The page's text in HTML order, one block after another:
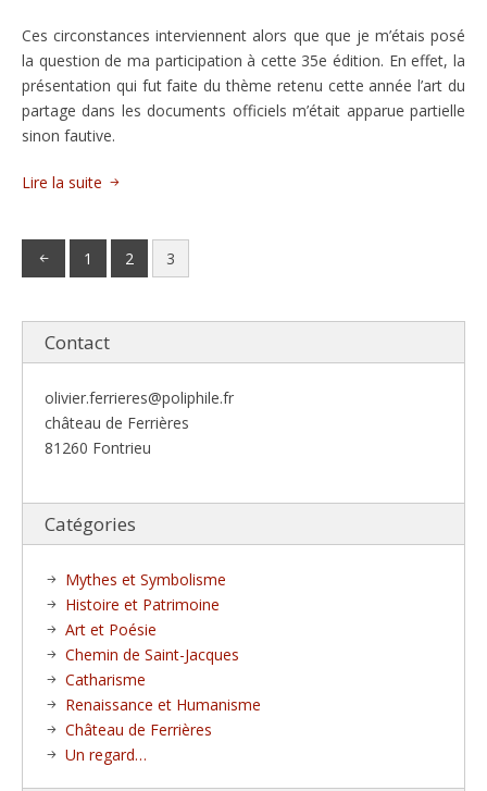
Ces circonstances interviennent alors que que je m’étais posé
la question de ma participation à cette 35e édition. En effet, la
présentation qui fut faite du thème retenu cette année l’art du
partage dans les documents officiels m’était apparue partielle
sinon fautive.
Lire la suite
1 2 3
Contact
olivier.ferrieres@poliphile.fr
château de Ferrières
81260 Fontrieu
Catégories
Mythes et Symbolisme
Histoire et Patrimoine
Art et Poésie
Chemin de Saint-Jacques
Catharisme
Renaissance et Humanisme
Château de Ferrières
Un regard…